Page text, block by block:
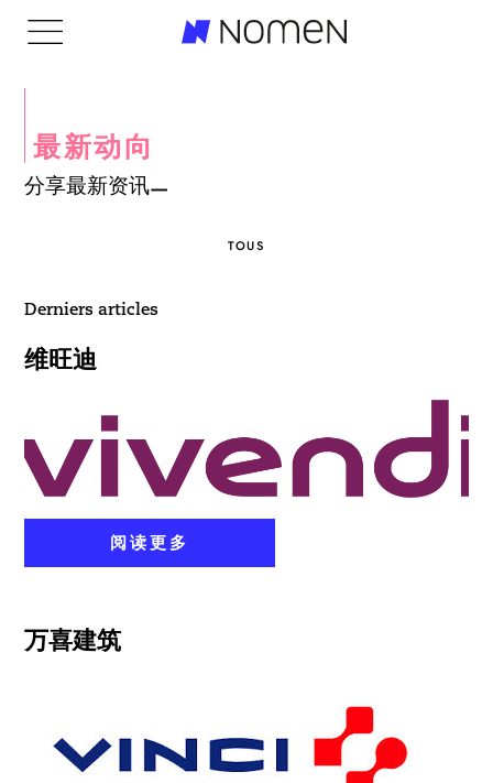
最新动向
分享最新资讯
TOUS
Derniers articles
维旺迪
阅读更多
万喜建筑